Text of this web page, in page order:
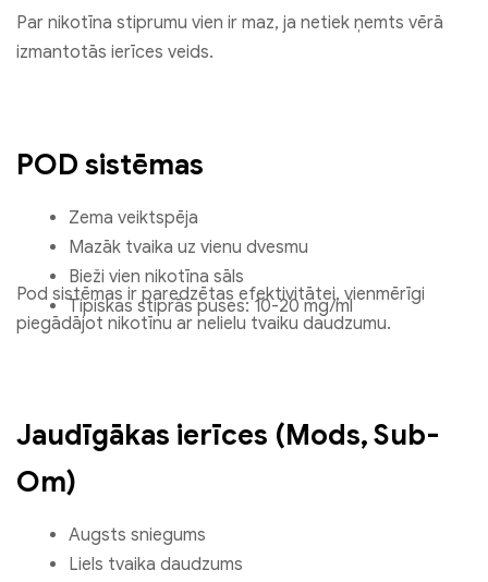
Par nikotīna stiprumu vien ir maz, ja netiek ņemts vērā
izmantotās ierīces veids.
POD sistēmas
Zema veiktspēja
Mazāk tvaika uz vienu dvesmu
Bieži vien nikotīna sāls
Tipiskas stiprās puses: 10-20 mg/ml
Pod sistēmas ir paredzētas efektivitātei, vienmērīgi
piegādājot nikotīnu ar nelielu tvaiku daudzumu.
Jaudīgākas ierīces (Mods, Sub-
Om)
Augsts sniegums
Liels tvaika daudzums